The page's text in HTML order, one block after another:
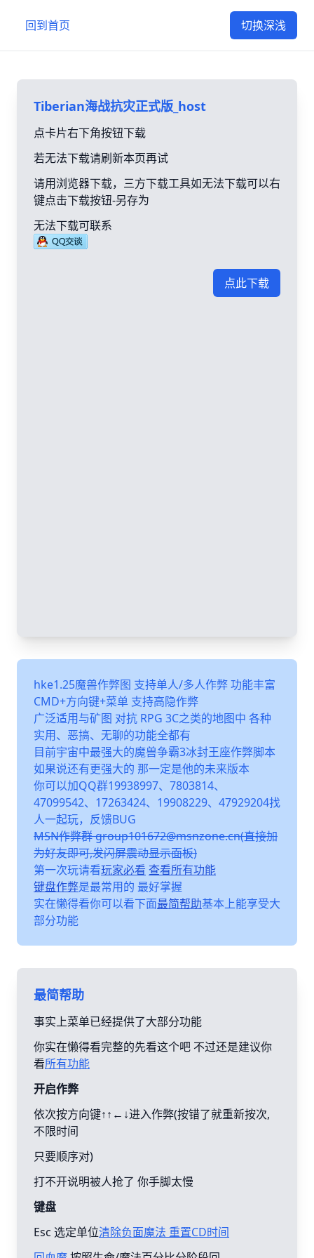
回到首页 切换深浅
Tiberian海战抗灾正式版_host
点卡片右下角按钮下载
若无法下载请刷新本页再试
请用浏览器下载，三方下载工具如无法下载可以右
键点击下载按钮-另存为
无法下载可联系
点此下载
hke1.25魔兽作弊图 支持单人/多人作弊 功能丰富
CMD+方向键+菜单 支持高隐作弊
广泛适用与矿图 对抗 RPG 3C之类的地图中 各种
实用、恶搞、无聊的功能全都有
目前宇宙中最强大的魔兽争霸3冰封王座作弊脚本
如果说还有更强大的 那一定是他的未来版本
你可以加QQ群19938997、7803814、
47099542、17263424、19908229、47929204找
人一起玩，反馈BUG
MSN作弊群 group101672@msnzone.cn(直接加
为好友即可,发闪屏震动显示面板)
第一次玩请看玩家必看 查看所有功能
键盘作弊是最常用的 最好掌握
实在懒得看你可以看下面最简帮助基本上能享受大
部分功能
最简帮助
事实上菜单已经提供了大部分功能
你实在懒得看完整的先看这个吧 不过还是建议你
看所有功能
开启作弊
依次按方向键↑↑←↓进入作弊(按错了就重新按次,
不限时间
只要顺序对)
打不开说明被人抢了 你手脚太慢
键盘
Esc 选定单位清除负面魔法 重置CD时间